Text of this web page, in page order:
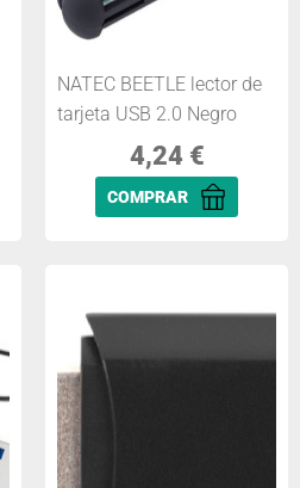
NATEC BEETLE lector de
tarjeta USB 2.0 Negro
4,24 €
COMPRAR